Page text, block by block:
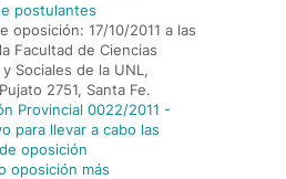
postulantes
oposición: 17/10/2011 a las
Facultad de Ciencias
Sociales de la UNL,
2751, Santa Fe.
Provincial 0022/2011 -
para llevar a cabo las
oposición
oposición más